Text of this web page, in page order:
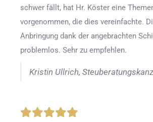
schwer fällt, hat Hr. Köster eine
vorgenommen, die dies vereinfachte.
Anbringung dank der angebrachten
problemlos. Sehr zu empfehlen.
Kristin Ullrich,